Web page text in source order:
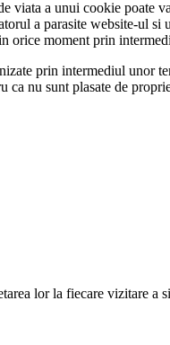
viata a unui cookie poate
a parasite website-ul
orice moment prin
prin intermediul unor
nu sunt plasate de
lor la fiecare vizitare